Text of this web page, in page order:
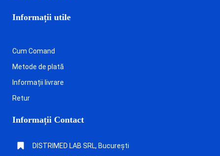
Informații utile
Cum Comand
Metode de plată
Informații livrare
Retur
Informații Contact
DISTRIMED LAB SRL, București